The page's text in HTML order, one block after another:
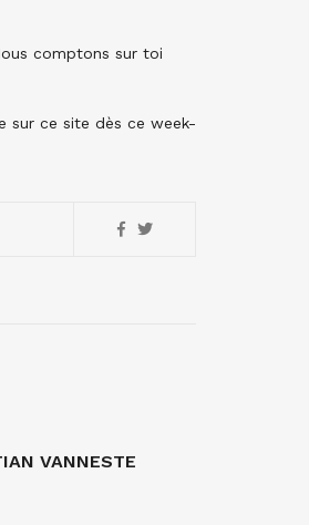
comptons sur toi
sur ce site dès ce week-
VANNESTE